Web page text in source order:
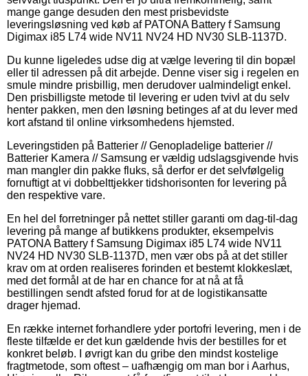
mange gange desuden den mest prisbevidste
leveringsløsning ved køb af PATONA Battery f Samsung
Digimax i85 L74 wide NV11 NV24 HD NV30 SLB-1137D.
Du kunne ligeledes udse dig at vælge levering til din bopæl
eller til adressen på dit arbejde. Denne viser sig i regelen en
smule mindre prisbillig, men derudover ualmindeligt enkel.
Den prisbilligste metode til levering er uden tvivl at du selv
henter pakken, men den løsning betinges af at du lever med
kort afstand til online virksomhedens hjemsted.
Leveringstiden på Batterier // Genopladelige batterier //
Batterier Kamera // Samsung er vældig udslagsgivende hvis
man mangler din pakke fluks, så derfor er det selvfølgelig
fornuftigt at vi dobbelttjekker tidshorisonten for levering på
den respektive vare.
En hel del forretninger på nettet stiller garanti om dag-til-dag
levering på mange af butikkens produkter, eksempelvis
PATONA Battery f Samsung Digimax i85 L74 wide NV11
NV24 HD NV30 SLB-1137D, men vær obs på at det stiller
krav om at orden realiseres forinden et bestemt klokkeslæt,
med det formål at de har en chance for at nå at få
bestillingen sendt afsted forud for at de logistikansatte
drager hjemad.
En række internet forhandlere yder portofri levering, men i de
fleste tilfælde er det kun gældende hvis der bestilles for et
konkret beløb. I øvrigt kan du gribe den mindst kostelige
fragtmetode, som oftest – uafhængig om man bor i Aarhus,